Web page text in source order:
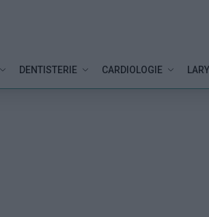
DENTISTERIE CARDIOLOGIE